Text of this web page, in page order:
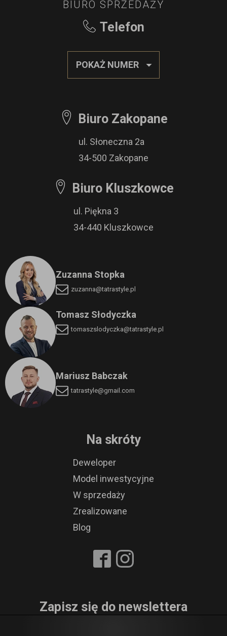
BIURO SPRZEDAŻY
Telefon
POKAŻ NUMER
Biuro Zakopane
ul. Słoneczna 2a
34-500 Zakopane
Biuro Kluszkowce
ul. Piękna 3
34-440 Kluszkowce
Zuzanna Stopka
zuzanna@tatrastyle.pl
Tomasz Słodyczka
tomaszslodyczka@tatrastyle.pl
Mariusz Babczak
tatrastyle@gmail.com
Na skróty
Deweloper
Model inwestycyjne
W sprzedaży
Zrealizowane
Blog
Zapisz się do newslettera